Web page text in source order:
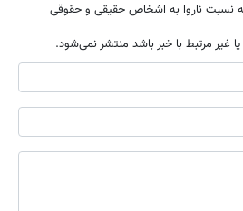
نسبت ناروا به اشخاص حقیقی و حقوقی
غیر مرتبط با خبر باشد منتشر نمی‌شود.